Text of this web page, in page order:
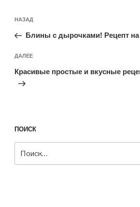
по
записям
Предыдущая
запись:
НАЗАД
Блины с дырочками! Рецепт
Следующая
запись
ДАЛЕЕ
Красивые простые и вкусные
ПОИСК